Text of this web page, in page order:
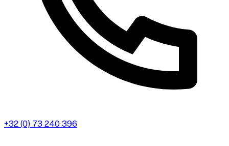
+32 (0) 73 240 396